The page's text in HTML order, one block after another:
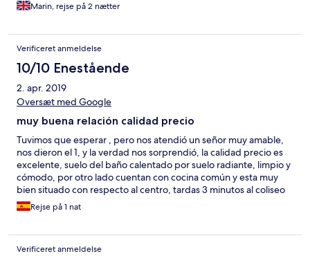
Marin, rejse på 2 nætter
Verificeret anmeldelse
10/10 Enestående
2. apr. 2019
Oversæt med Google
muy buena relación calidad precio
Tuvimos que esperar , pero nos atendió un señor muy amable,
nos dieron el 1, y la verdad nos sorprendió, la calidad precio es
excelente, suelo del baño calentado por suelo radiante, limpio y
cómodo, por otro lado cuentan con cocina común y esta muy
bien situado con respecto al centro, tardas 3 minutos al coliseo
Rejse på 1 nat
Verificeret anmeldelse